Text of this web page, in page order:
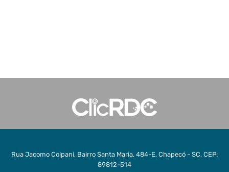
Rua Jacomo Colpani, Bairro Santa Maria, 484-E, Chapecó - SC, CEP:
89812-514